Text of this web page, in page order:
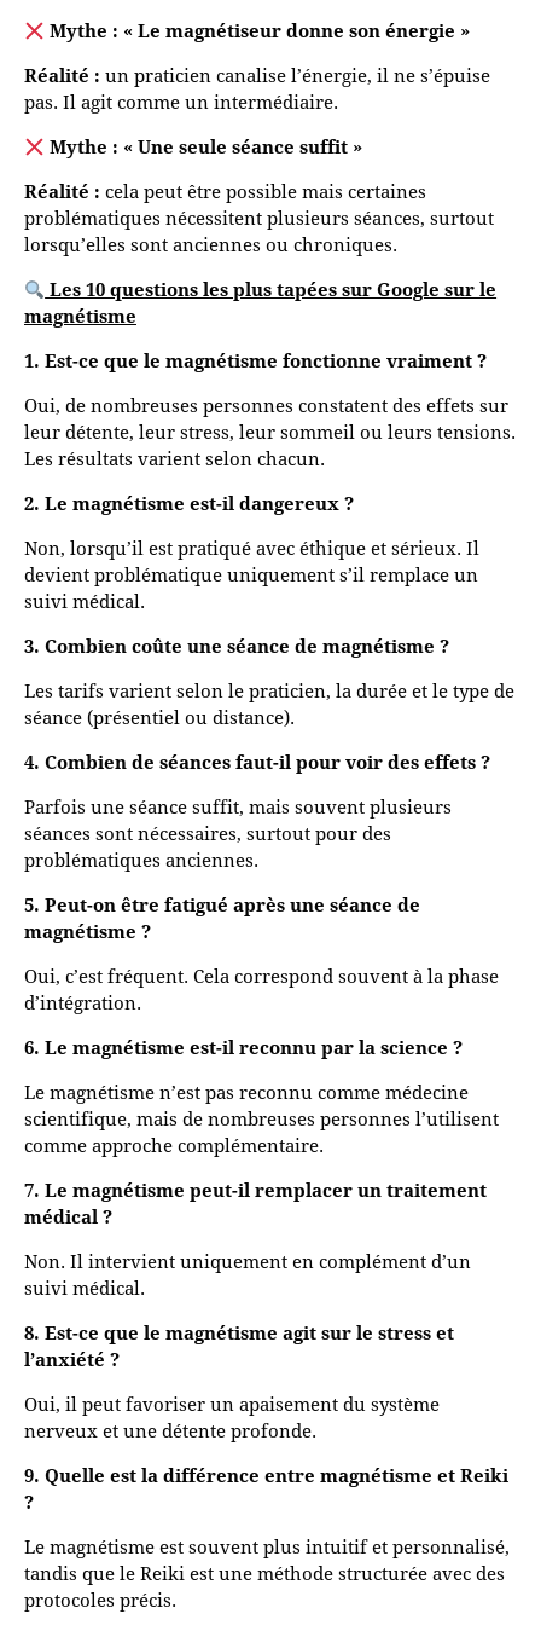
Mythe : « Le magnétiseur donne son énergie »
Réalité : un praticien canalise l’énergie, il ne s’épuise
pas. Il agit comme un intermédiaire.
Mythe : « Une seule séance suffit »
Réalité : cela peut être possible mais certaines
problématiques nécessitent plusieurs séances, surtout
lorsqu’elles sont anciennes ou chroniques.
Les 10 questions les plus tapées sur Google sur le
magnétisme
1. Est-ce que le magnétisme fonctionne vraiment ?
Oui, de nombreuses personnes constatent des effets sur
leur détente, leur stress, leur sommeil ou leurs tensions.
Les résultats varient selon chacun.
2. Le magnétisme est-il dangereux ?
Non, lorsqu’il est pratiqué avec éthique et sérieux. Il
devient problématique uniquement s’il remplace un
suivi médical.
3. Combien coûte une séance de magnétisme ?
Les tarifs varient selon le praticien, la durée et le type de
séance (présentiel ou distance).
4. Combien de séances faut-il pour voir des effets ?
Parfois une séance suffit, mais souvent plusieurs
séances sont nécessaires, surtout pour des
problématiques anciennes.
5. Peut-on être fatigué après une séance de
magnétisme ?
Oui, c’est fréquent. Cela correspond souvent à la phase
d’intégration.
6. Le magnétisme est-il reconnu par la science ?
Le magnétisme n’est pas reconnu comme médecine
scientifique, mais de nombreuses personnes l’utilisent
comme approche complémentaire.
7. Le magnétisme peut-il remplacer un traitement
médical ?
Non. Il intervient uniquement en complément d’un
suivi médical.
8. Est-ce que le magnétisme agit sur le stress et
l’anxiété ?
Oui, il peut favoriser un apaisement du système
nerveux et une détente profonde.
9. Quelle est la différence entre magnétisme et Reiki
?
Le magnétisme est souvent plus intuitif et personnalisé,
tandis que le Reiki est une méthode structurée avec des
protocoles précis.